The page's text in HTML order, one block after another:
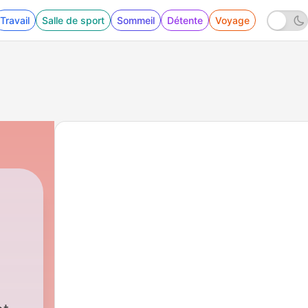
Travail Salle de sport Sommeil Détente Voyage